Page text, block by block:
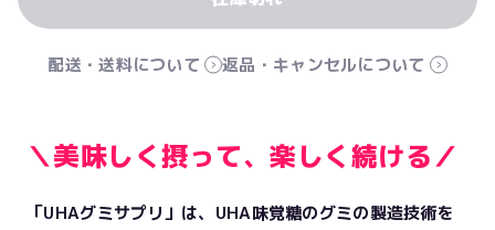
配送・送料について 返品・キャンセルについて
＼美味しく摂って、楽しく続ける／
「UHAグミサプリ」は、UHA味覚糖のグミの製造技術を